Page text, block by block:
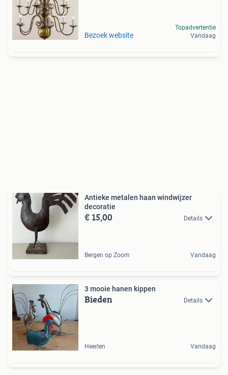
Bezoek website
Topadvertentie
Vandaag
Antieke metalen haan windwijzer
decoratie
€ 15,00 Details
Bergen op Zoom Vandaag
3 mooie hanen kippen
Bieden Details
Heerlen Vandaag